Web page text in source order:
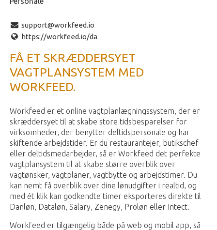
support@workfeed.io
https://workfeed.io/da
FÅ ET SKRÆDDERSYET
VAGTPLANSYSTEM MED
WORKFEED.
Workfeed er et online vagtplanlægningssystem, der er
skræddersyet til at skabe store tidsbesparelser for
virksomheder, der benytter deltidspersonale og har
skiftende arbejdstider. Er du restaurantejer, butikschef
eller deltidsmedarbejder, så er Workfeed det perfekte
vagtplansystem til at skabe større overblik over
vagtønsker, vagtplaner, vagtbytte og arbejdstimer. Du
kan nemt få overblik over dine lønudgifter i realtid, og
med ét klik kan godkendte timer eksporteres direkte til
Danløn, Dataløn, Salary, Zenegy, Proløn eller Intect.
Workfeed er tilgængelig både på web og mobil app, så